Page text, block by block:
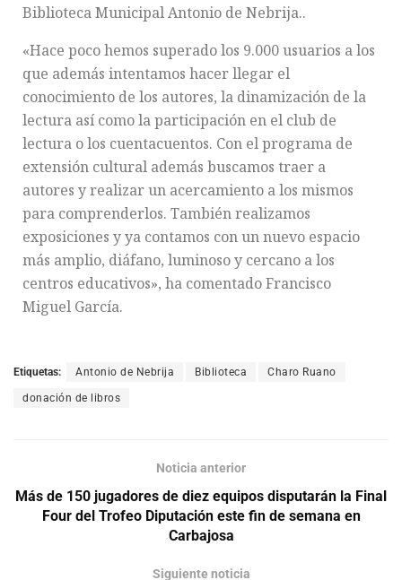
Biblioteca Municipal Antonio de Nebrija..
«Hace poco hemos superado los 9.000 usuarios a los
que además intentamos hacer llegar el
conocimiento de los autores, la dinamización de la
lectura así como la participación en el club de
lectura o los cuentacuentos. Con el programa de
extensión cultural además buscamos traer a
autores y realizar un acercamiento a los mismos
para comprenderlos. También realizamos
exposiciones y ya contamos con un nuevo espacio
más amplio, diáfano, luminoso y cercano a los
centros educativos», ha comentado Francisco
Miguel García.
Etiquetas: Antonio de Nebrija Biblioteca Charo Ruano
donación de libros
Noticia anterior
Más de 150 jugadores de diez equipos disputarán la Final
Four del Trofeo Diputación este fin de semana en
Carbajosa
Siguiente noticia